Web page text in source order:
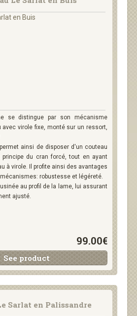
se distingue par son mécanisme
virole fixe, monté sur un ressort,
ainsi de disposer d'un couteau
du cran forcé, tout en ayant
à virole. Il profite ainsi des avantages
robustesse et légéreté.
au profil de la lame, lui assurant
ajusté.
99.00€
See product
Sarlat en Palissandre